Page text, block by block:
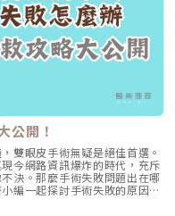
、台灣 TFDA 以及全球超過
些國際認證代表每一根進入患
在辰美學，我們選擇 MINT 的
題性更重要。關鍵技術解析：
在過去，傳統的拉提線材多採
果你用刀在上面削出缺口來當
，結構也就脆弱了。這就是為
」的原因。MINT 秘線採取的
術。 這種技術不是破壞線體，
倒鉤。這樣的製程保留了線身
抗張強度與拉提力可達傳統
立體螺旋分布。這代表當線
度緊緊抓取周圍組織，讓拉提
定力的穩定度，也讓術後的臉
。醫師的臨床藝術：層次決定
我拉全臉要幾條線？」其實，
「精準復位」，而非「數量多
公開！
雙眼皮手術無疑是絕佳首選。
今網路資訊爆炸的時代，充斥
決。那麼手術失敗問題出在哪
編一起探討手術失敗的原因，
時，也分享當不幸遇到雙眼皮